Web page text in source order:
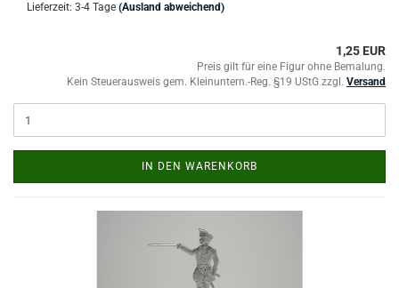
Lieferzeit: 3-4 Tage (Ausland abweichend)
1,25 EUR
Preis gilt für eine Figur ohne Bemalung.
Kein Steuerausweis gem. Kleinuntern.-Reg. §19 UStG zzgl. Versand
IN DEN WARENKORB